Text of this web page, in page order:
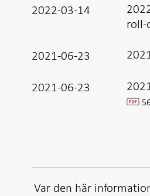
2022-03-14
roll-
2021-06-23
2021-06-23
pdf
Var den här